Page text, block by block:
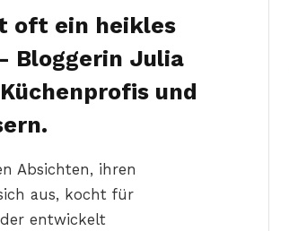
oft ein heikles
Bloggerin Julia
und
Absichten, ihren
aus, kocht für
entwickelt